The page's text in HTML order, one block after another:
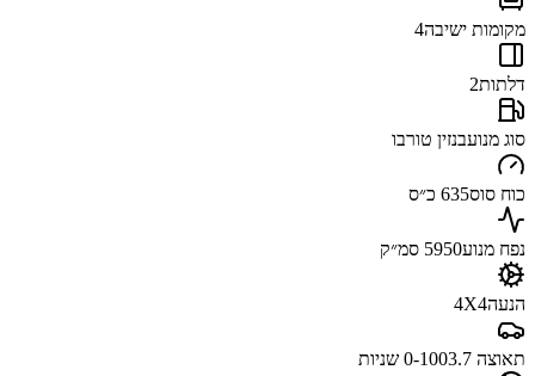
מקומות ישיבה4
דלתות2
סוג מנועבנזין טורבו
כוח סוס635 כ״ס
נפח מנוע5950 סמ״ק
הנעה4X4
תאוצה 0-100 3.7 שניות